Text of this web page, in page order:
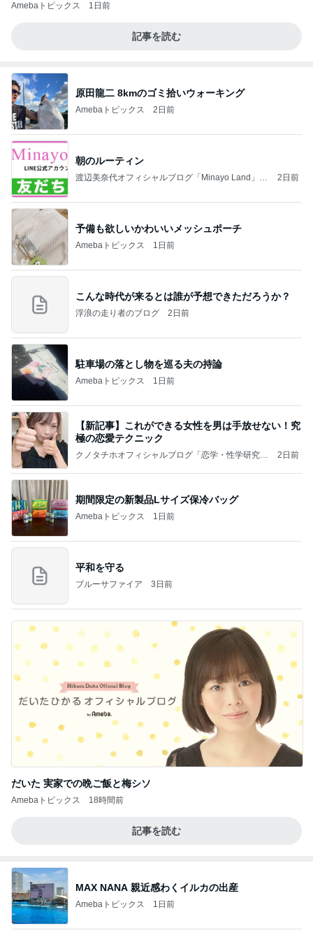
Amebaトピックス 1日前
記事を読む
原田龍二 8kmのゴミ拾いウォーキング
Amebaトピックス 2日前
朝のルーティン
渡辺美奈代オフィシャルブログ「Minayo Land」P
2日前
予備も欲しいかわいいメッシュポーチ
Amebaトピックス 1日前
こんな時代が来るとは誰が予想できただろうか？
浮浪の走り者のブログ 2日前
駐車場の落とし物を巡る夫の持論
Amebaトピックス 1日前
【新記事】これができる女性を男は手放せない！究
極の恋愛テクニック
クノタチホオフィシャルブログ「恋学・性学研究
2日前
期間限定の新製品Lサイズ保冷バッグ
Amebaトピックス 1日前
平和を守る
ブルーサファイア 3日前
だいた 実家での晩ご飯と梅シソ
Amebaトピックス 18時間前
記事を読む
MAX NANA 親近感わくイルカの出産
Amebaトピックス 1日前